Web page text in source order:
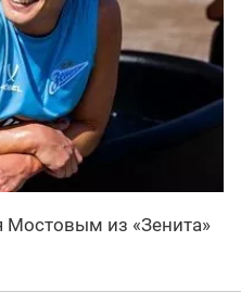
Мостовым из «Зенита»